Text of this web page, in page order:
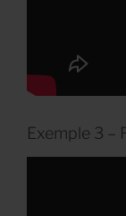
Exemple 3 –